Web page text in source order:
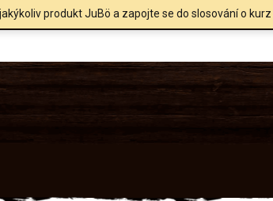
produkt JuBö a zapojte se do slosování o